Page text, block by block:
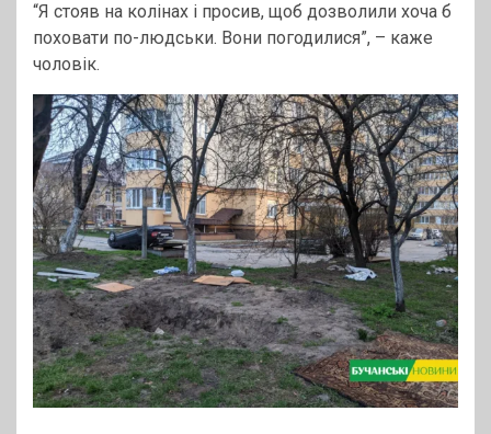
“Я стояв на колінах і просив, щоб дозволили хоча б
поховати по-людськи. Вони погодилися”, – каже
чоловік.